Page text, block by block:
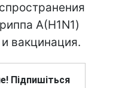
А(H1N1)
вакцинация.
Підпишіться